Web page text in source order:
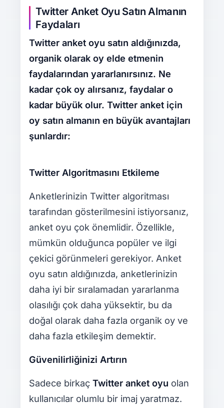
Twitter Anket Oyu Satın Almanın
Faydaları
Twitter anket oyu satın aldığınızda,
organik olarak oy elde etmenin
faydalarından yararlanırsınız. Ne
kadar çok oy alırsanız, faydalar o
kadar büyük olur. Twitter anket için
oy satın almanın en büyük avantajları
şunlardır:
Twitter Algoritmasını Etkileme
Anketlerinizin Twitter algoritması
tarafından gösterilmesini istiyorsanız,
anket oyu çok önemlidir. Özellikle,
mümkün olduğunca popüler ve ilgi
çekici görünmeleri gerekiyor. Anket
oyu satın aldığınızda, anketlerinizin
daha iyi bir sıralamadan yararlanma
olasılığı çok daha yüksektir, bu da
doğal olarak daha fazla organik oy ve
daha fazla etkileşim demektir.
Güvenilirliğinizi Artırın
Sadece birkaç Twitter anket oyu olan
kullanıcılar olumlu bir imaj yaratmaz.